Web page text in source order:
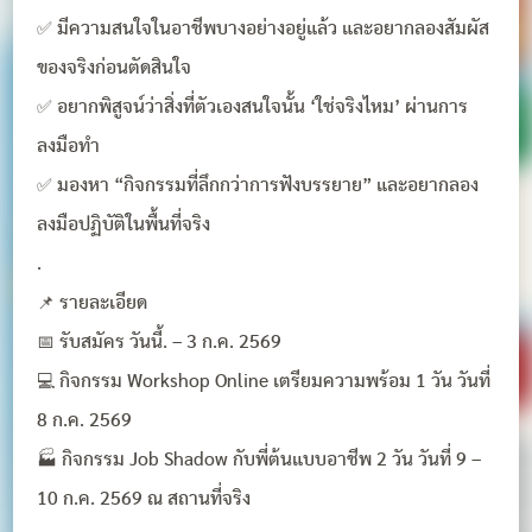
✅ มีความสนใจในอาชีพบางอย่างอยู่แล้ว และอยากลองสัมผัส
ของจริงก่อนตัดสินใจ
✅ อยากพิสูจน์ว่าสิ่งที่ตัวเองสนใจนั้น ‘ใช่จริงไหม’ ผ่านการ
ลงมือทำ
✅ มองหา “กิจกรรมที่ลึกกว่าการฟังบรรยาย” และอยากลอง
ลงมือปฏิบัติในพื้นที่จริง
.
📌 รายละเอียด
📅 รับสมัคร วันนี้. – 3 ก.ค. 2569
💻 กิจกรรม Workshop Online เตรียมความพร้อม 1 วัน วันที่
8 ก.ค. 2569
🏭 กิจกรรม Job Shadow กับพี่ต้นแบบอาชีพ 2 วัน วันที่ 9 –
10 ก.ค. 2569 ณ สถานที่จริง